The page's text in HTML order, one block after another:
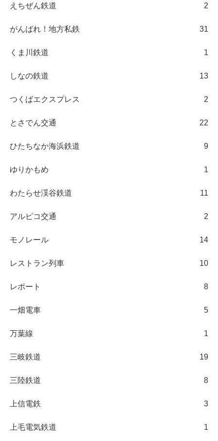
えちぜん鉄道 2
がんばれ！地方私鉄 31
くま川鉄道 1
しなの鉄道 13
つくばエクスプレス 2
とさでん交通 22
ひたちなか海浜鉄道 9
ゆりかもめ 1
わたらせ渓谷鉄道 11
アルピコ交通 2
モノレール 14
レストラン列車 10
レポート 8
一畑電車 5
万葉線 1
三岐鉄道 19
三陸鉄道 8
上信電鉄 3
上毛電気鉄道 1